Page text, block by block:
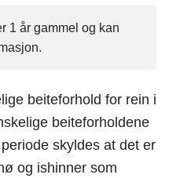
1 år gammel og kan
beiteforhold for rein i
beiteforholdene
skyldes at det er
og ishinner som